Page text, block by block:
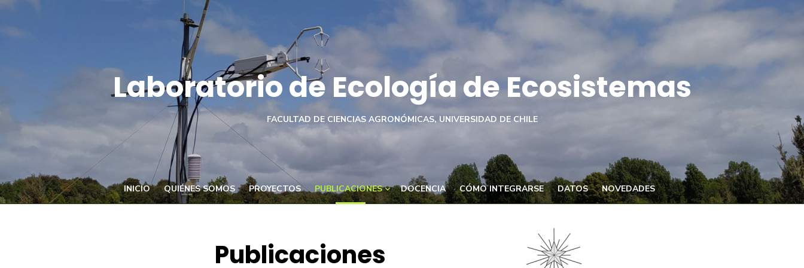
Saltar
Laboratorio de Ecología de Ecosistemas
FACULTAD DE CIENCIAS AGRONÓMICAS, UNIVERSIDAD DE CHILE
INICIO QUIÉNES SOMOS PROYECTOS PUBLICACIONES DOCENCIA CÓMO INTEGRARSE DATOS NOVEDADES
Publicaciones